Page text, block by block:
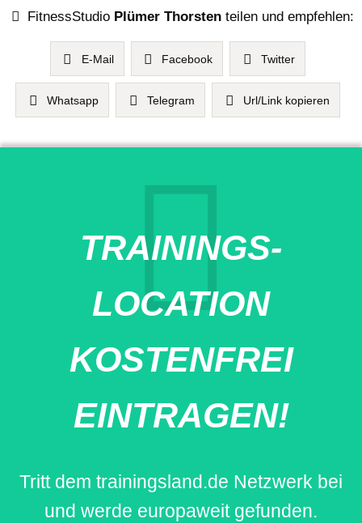
FitnessStudio Plümer Thorstenteilen und empfehlen:
E-Mail Facebook Twitter
Whatsapp Telegram Url/Link kopieren
TRAININGS-
LOCATION
KOSTENFREI
EINTRAGEN!
Tritt dem trainingsland.de Netzwerk bei
und werde europaweit gefunden.